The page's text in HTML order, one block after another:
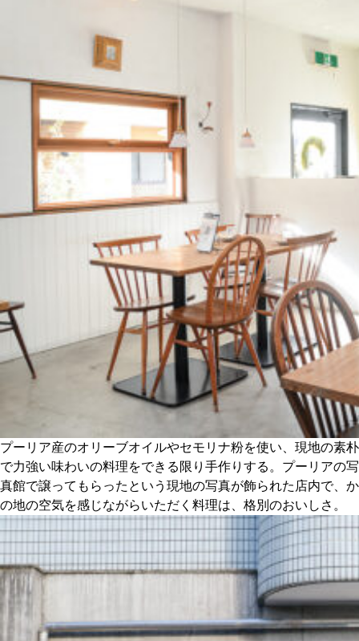
すべて
関西で開催。
おすすめの展覧会
おすすめの映画
誠光社で選びました。
紹介します。
おすすめのイベント
プーリア産のオリーブオイルやセモリナ粉を使い、現地の素朴
で力強い味わいの料理をできる限り手作りする。プーリアの写
真館で譲ってもらったという現地の写真が飾られた店内で、か
の地の空気を感じながらいただく料理は、格別のおいしさ。